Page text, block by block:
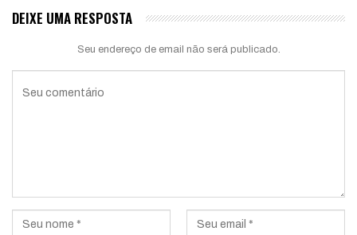
DEIXE UMA RESPOSTA
Seu endereço de email não será publicado.